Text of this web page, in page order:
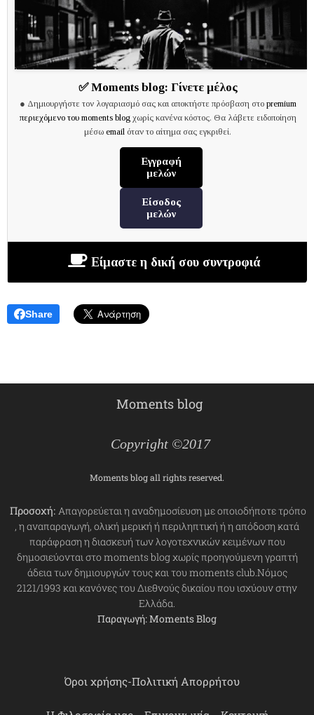
✅Moments blog: Γίνετε μέλος
● Δημιουργήστε τον λογαριασμό σας και αποκτήστε πρόσβαση στοpremium
περιεχόμενο του moments blogχωρίς κανένα κόστος. Θα λάβετε ειδοποίηση
μέσω email όταν το αίτημα σας εγκριθεί.
Εγγραφή
μελών
Είσοδος
μελών
Είμαστε η δική σου συντροφιά
Share
Moments blog
Copyright ©2017
Moments blog all rights reserved.
Προσοχή: Απαγορεύεται η αναδημοσίευση με οποιοδήποτε τρόπο
, η αναπαραγωγή, ολική μερική ή περιληπτική ή η απόδοση κατά
παράφραση η διασκευή των λογοτεχνικών κειμένων που
δημοσιεύονται στο moments blog χωρίς προηγούμενη γραπτή
άδεια των δημιουργών τους και του moments club.Νόμος
2121/1993 και κανόνες του Διεθνούς δικαίου που ισχύουν στην
Ελλάδα.
Παραγωγή: Moments Blog
Όροι χρήσης-Πολιτική Απορρήτου